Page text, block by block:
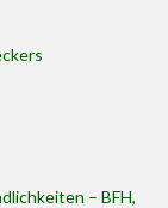
– BFH,